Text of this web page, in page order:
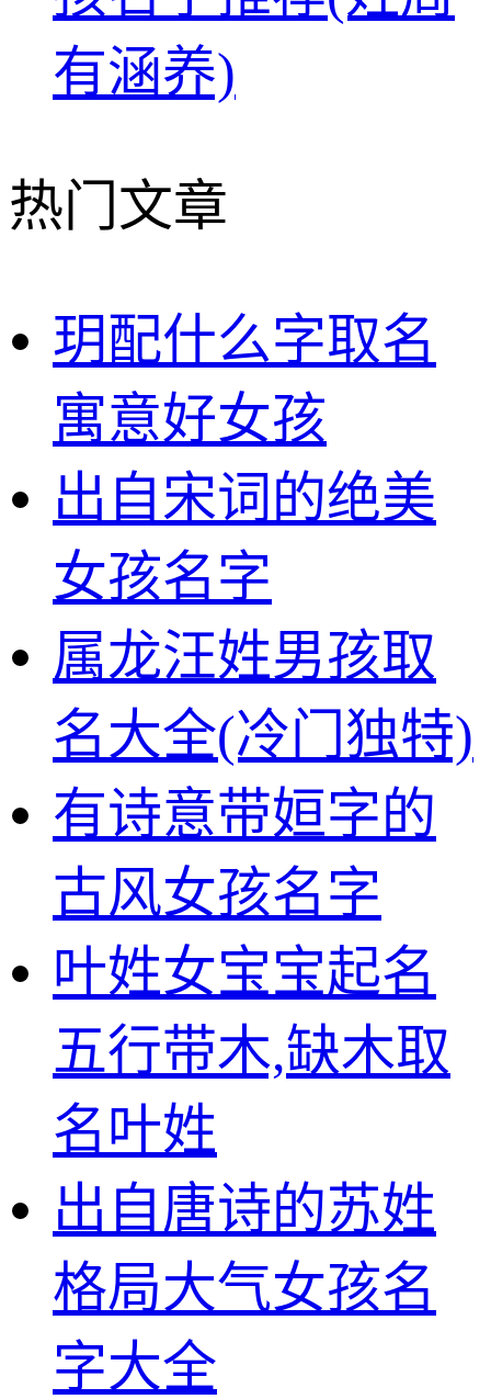
有涵养)
热门文章
玥配什么字取名
寓意好女孩
出自宋词的绝美
女孩名字
属龙汪姓男孩取
名大全(冷门独特)
有诗意带姮字的
古风女孩名字
叶姓女宝宝起名
五行带木,缺木取
名叶姓
出自唐诗的苏姓
格局大气女孩名
字大全